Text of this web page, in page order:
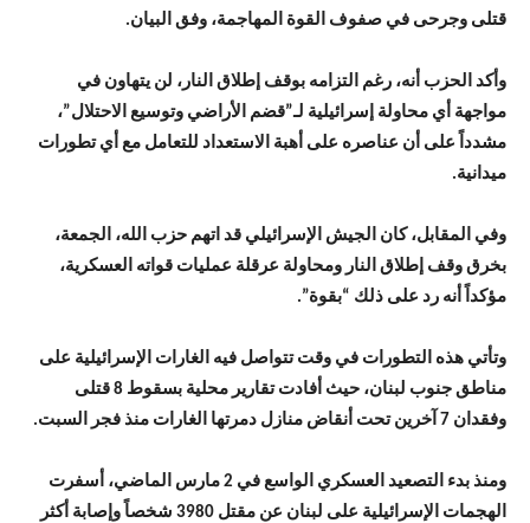
قتلى وجرحى في صفوف القوة المهاجمة، وفق البيان.
وأكد الحزب أنه، رغم التزامه بوقف إطلاق النار، لن يتهاون في
مواجهة أي محاولة إسرائيلية لـ”قضم الأراضي وتوسيع الاحتلال”،
مشدداً على أن عناصره على أهبة الاستعداد للتعامل مع أي تطورات
ميدانية.
وفي المقابل، كان الجيش الإسرائيلي قد اتهم حزب الله، الجمعة،
بخرق وقف إطلاق النار ومحاولة عرقلة عمليات قواته العسكرية،
مؤكداً أنه رد على ذلك “بقوة”.
وتأتي هذه التطورات في وقت تتواصل فيه الغارات الإسرائيلية على
مناطق جنوب لبنان، حيث أفادت تقارير محلية بسقوط 8 قتلى
وفقدان 7 آخرين تحت أنقاض منازل دمرتها الغارات منذ فجر السبت.
ومنذ بدء التصعيد العسكري الواسع في 2 مارس الماضي، أسفرت
الهجمات الإسرائيلية على لبنان عن مقتل 3980 شخصاً وإصابة أكثر